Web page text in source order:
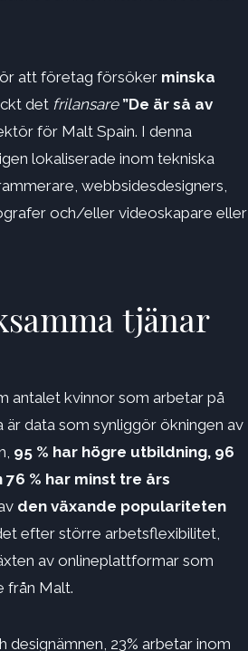
att företag försöker minska
det frilansare ”De är så av
för Malt Spain. I denna
lokaliserade inom tekniska
webbsidesdesigners,
och/eller videoskapare eller
tjänar
antalet kvinnor som arbetar på
är data som synliggör ökningen av
95 % har högre utbildning, 96
% har minst tre års
den växande populariteten
efter större arbetsflexibilitet,
av onlineplattformar som
från Malt.
23% arbetar inom